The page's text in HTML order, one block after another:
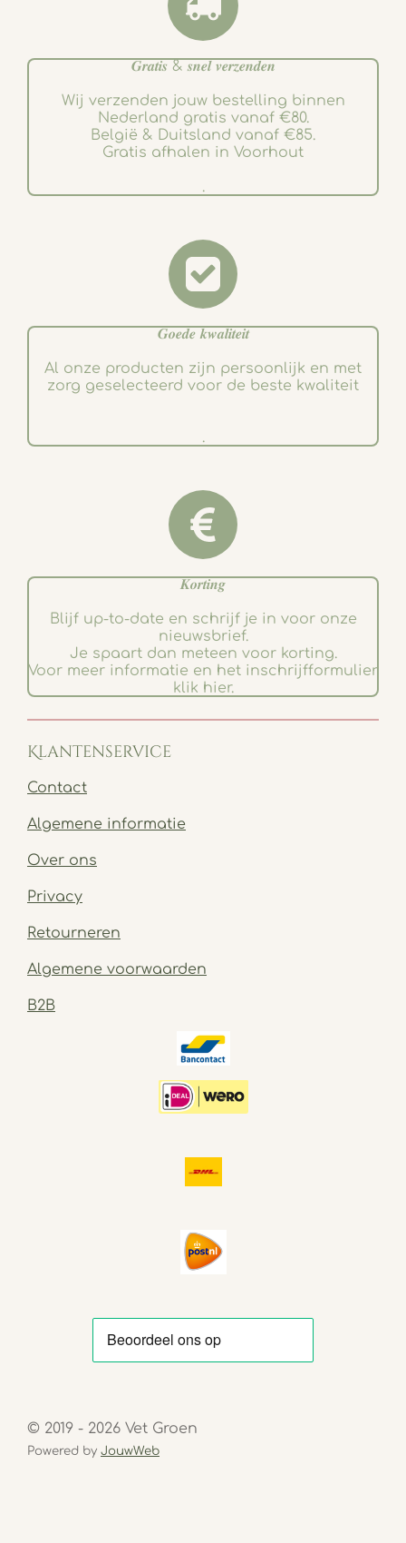
𝑮𝒓𝒂𝒕𝒊𝒔 & 𝒔𝒏𝒆𝒍 𝒗𝒆𝒓𝒛𝒆𝒏𝒅𝒆𝒏
Wij verzenden jouw bestelling binnen
Nederland gratis vanaf €80.
België & Duitsland vanaf €85.
Gratis afhalen in Voorhout
.
𝑮𝒐𝒆𝒅𝒆 𝒌𝒘𝒂𝒍𝒊𝒕𝒆𝒊𝒕
Al onze producten zijn persoonlijk en met
zorg geselecteerd voor de beste kwaliteit
.
𝑲𝒐𝒓𝒕𝒊𝒏𝒈
Blijf up-to-date en schrijf je in voor onze
nieuwsbrief.
Je spaart dan meteen voor korting.
Voor meer informatie en het inschrijfformulier
klik hier.
Klantenservice
Contact
Algemene informatie
Over ons
Privacy
Retourneren
Algemene voorwaarden
B2B
© 2019 - 2026 Vet Groen
Powered by JouwWeb